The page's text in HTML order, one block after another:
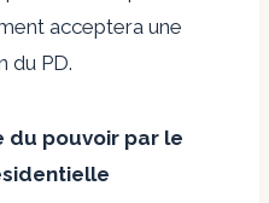
acceptera une
du PD.
du pouvoir par le